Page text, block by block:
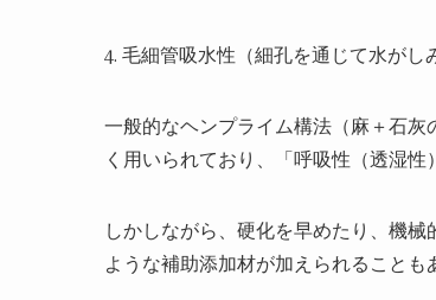
4. 毛細管吸水性（細孔を通じて水がし
一般的なヘンプライム構法（麻＋石
く用いられており、「呼吸性（透湿性
しかしながら、硬化を早めたり、機
ような補助添加材が加えられることも